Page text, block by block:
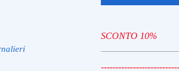
SCONTO 10%